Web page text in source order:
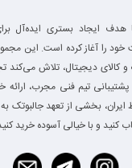
از سال 1400 با هدف ایجاد بستری
را آغاز کرده است. این
دیجیتال، تلاش می‌کند
تیم فنی مجرب،
ایران، بخشی از تعهد جالبوتک
کنید و با خیالی آسوده خرید